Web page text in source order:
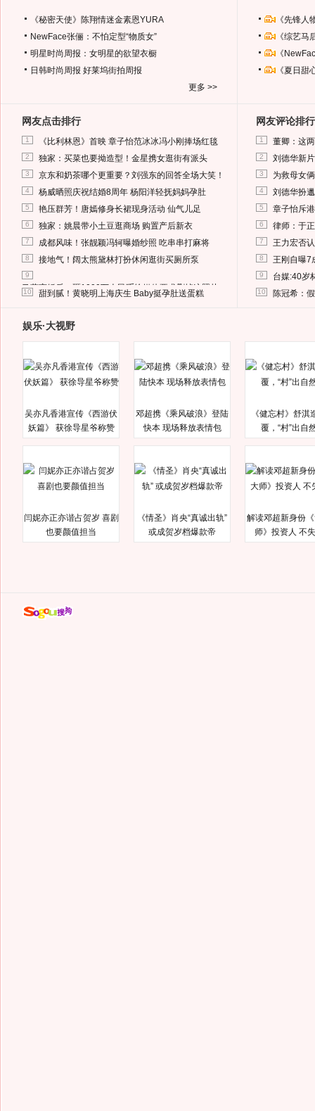
《秘密天使》陈翔情迷金素恩YURA
NewFace张俪：不怕定型“物质女”
明星时尚周报：女明星的欲望衣橱
日韩时尚周报 好莱坞街拍周报
更多 >>
《先锋
《综艺
《
《夏日
网友点击排行
1 《比利林恩》首映 章子怡范冰冰冯小刚捧场红毯
2 独家：买菜也要拗造型！金星携女逛街有派头
3 京东和奶茶哪个更重要？刘强东的回答全场大笑！
4 杨威晒照庆祝结婚8周年 杨阳洋轻抚妈妈孕肚
5 艳压群芳！唐嫣修身长裙现身活动 仙气儿足
6 独家：姚晨带小土豆逛商场 购置产后新衣
7 成都风味！张靓颖冯轲曝婚纱照 吃串串打麻将
8 接地气！阔太熊黛林打扮休闲逛街买厕所泵
9
马蓉离婚后，砸1000万人民币给媒体要求删掉这照片
10 甜到腻！黄晓明上海庆生 Baby挺孕肚送蛋糕
网友评论排行
1 董卿：这
2 刘德华新
3 为救母女
4 刘德华扮
5 章子怡斥
6 律师：于
7 王力宏否
8 王刚自曝7
9 台媒:40岁
10 陈冠希：
娱乐·大视野
吴亦凡香港宣传《西游伏
妖篇》 获徐导星爷称赞
邓超携《乘风破浪》登陆
快本 现场释放表情包
《健忘村》舒淇
覆，“村”出自
闫妮亦正亦谐占贺岁 喜剧
也要颜值担当
《情圣》肖央“真诚出轨”
或成贺岁档爆款帝
解读邓超新身份
师》投资人 不